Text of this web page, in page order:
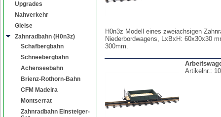
Upgrades
Nahverkehr
Gleise
Zahnradbahn (H0n3z)
Schafbergbahn
Schneebergbahn
Achenseebahn
Brienz-Rothorn-Bahn
CFM Madeira
Montserrat
Zahnradbahn Einsteiger-
H0n3z Modell eines zweiachsigen
Niederbordwagens, LxBxH: 60x30x30
300mm.
Artikelnr.: